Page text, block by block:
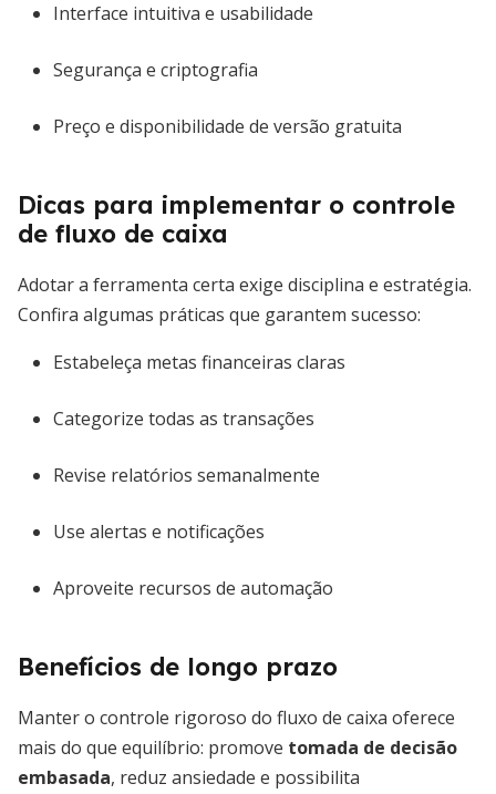
Interface intuitiva e usabilidade
Segurança e criptografia
Preço e disponibilidade de versão gratuita
Dicas para implementar o controle
de fluxo de caixa
Adotar a ferramenta certa exige disciplina e estratégia.
Confira algumas práticas que garantem sucesso:
Estabeleça metas financeiras claras
Categorize todas as transações
Revise relatórios semanalmente
Use alertas e notificações
Aproveite recursos de automação
Benefícios de longo prazo
Manter o controle rigoroso do fluxo de caixa oferece
mais do que equilíbrio: promove tomada de decisão
embasada, reduz ansiedade e possibilita